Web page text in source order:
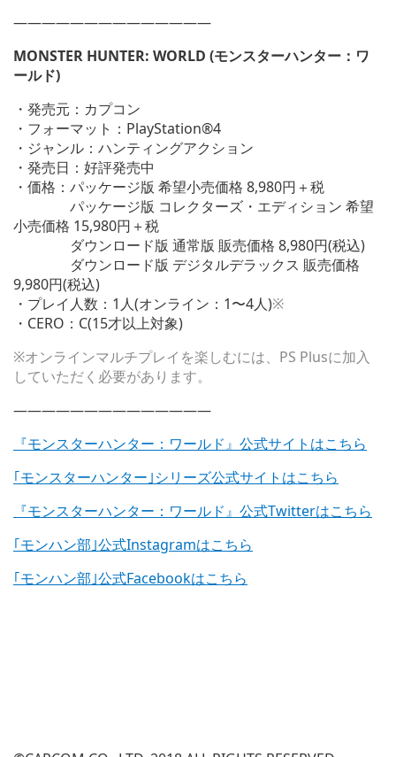
——————————————
MONSTER HUNTER: WORLD (モンスターハンター：ワ
ールド)
・発売元：カプコン
・フォーマット：PlayStation®4
・ジャンル：ハンティングアクション
・発売日：好評発売中
・価格：パッケージ版 希望小売価格 8,980円＋税
パッケージ版 コレクターズ・エディション 希望
小売価格 15,980円＋税
ダウンロード版 通常版 販売価格 8,980円(税込)
ダウンロード版 デジタルデラックス 販売価格
9,980円(税込)
・プレイ人数：1人(オンライン：1〜4人)※
・CERO：C(15才以上対象)
※オンラインマルチプレイを楽しむには、PS Plusに加入
していただく必要があります。
——————————————
『モンスターハンター：ワールド』公式サイトはこちら
｢モンスターハンター｣シリーズ公式サイトはこちら
『モンスターハンター：ワールド』公式Twitterはこちら
｢モンハン部｣公式Instagramはこちら
｢モンハン部｣公式Facebookはこちら